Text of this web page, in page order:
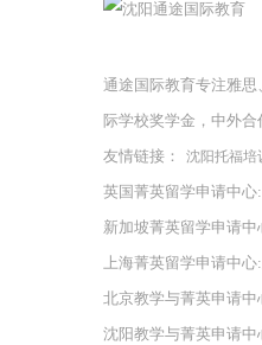
通途国际教育专注雅
际学校奖学金，中外
友情链接：
沈阳托福培
英国菁英留学申请中心
新加坡菁英留学申请中
上海菁英留学申请中
北京教学与菁英申请
沈阳教学与菁英申请